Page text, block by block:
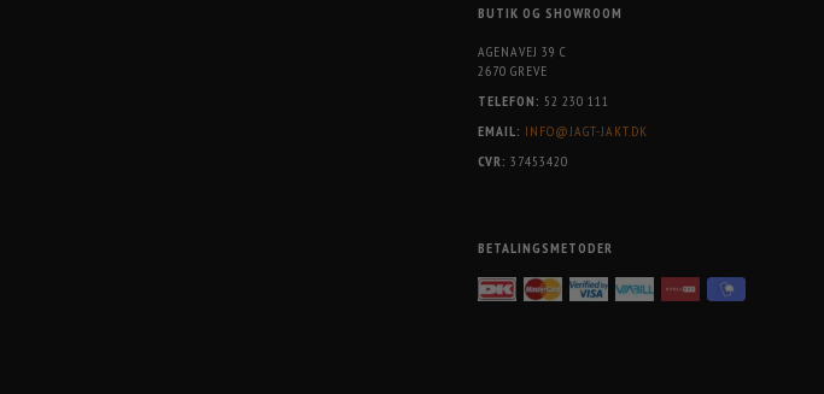
BUTIK OG SHOWROOM
AGENAVEJ 39 C
2670 GREVE
TELEFON: 52 230 111
EMAIL: INFO@JAGT-JAKT.DK
CVR: 37453420
BETALINGSMETODER